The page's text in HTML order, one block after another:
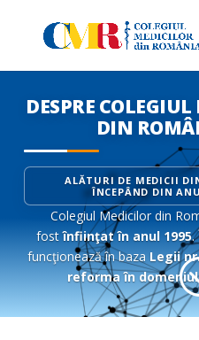
DESPRE
DIN
ALĂTURI DE MEDICII
ÎNCEPÂND DIN
Colegiul Medicilor din
fostînfiinţat în anul 1995.
funcţionează în baza Legii
reforma în